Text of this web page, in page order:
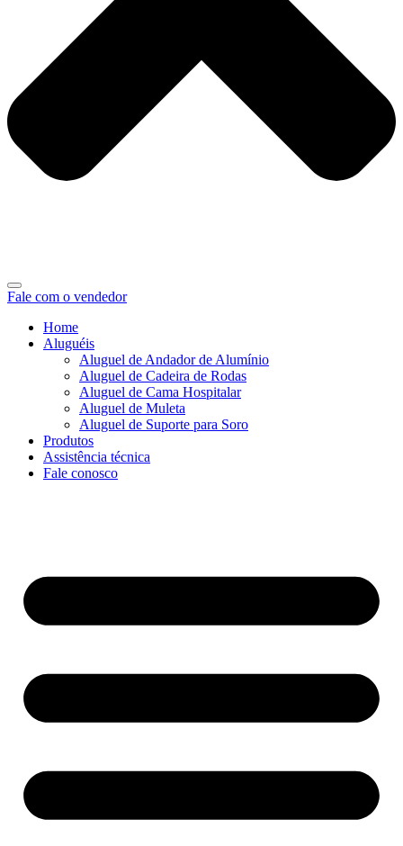
Fale com o vendedor
Home
Aluguéis
Aluguel de Andador de Alumínio
Aluguel de Cadeira de Rodas
Aluguel de Cama Hospitalar
Aluguel de Muleta
Aluguel de Suporte para Soro
Produtos
Assistência técnica
Fale conosco